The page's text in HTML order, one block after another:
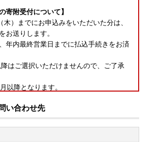
寄附受付について】
）までにお申込みをいただいた分は、
お送りします。
年内最終営業日までに払込手続きをお済
はご選択いただけませんので、ご了承
以降となります。
オンラインワンストップ申請、または
」で検索し、
ード・印刷して郵送されることをおすす
い合わせ先